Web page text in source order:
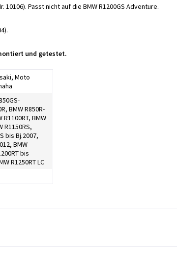
Passt nicht auf die BMW R1200GS Adventure.
und getestet.
Moto
BMW R850R-
R1100RT, BMW
R1150RS,
bis Bj.2007,
BMW
bis
R1250RT LC